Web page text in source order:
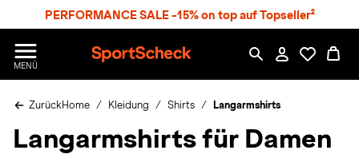
PERFORMANCE SALE -15% on top auf Topseller²
MENÜ
p
r
S
ZurückHome Kleidung Shirts Langarmshirts
Langarmshirts für Damen